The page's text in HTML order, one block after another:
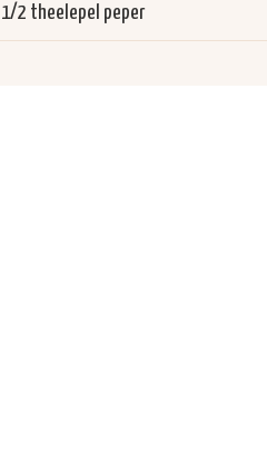
1/2 theelepel peper